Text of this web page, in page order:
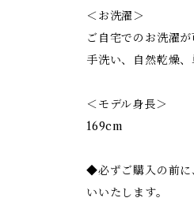
＜お洗濯＞
ご自宅でのお洗濯が
手洗い、自然乾燥、
＜モデル身長＞
169cm
◆必ずご購入の前に
いいたします。